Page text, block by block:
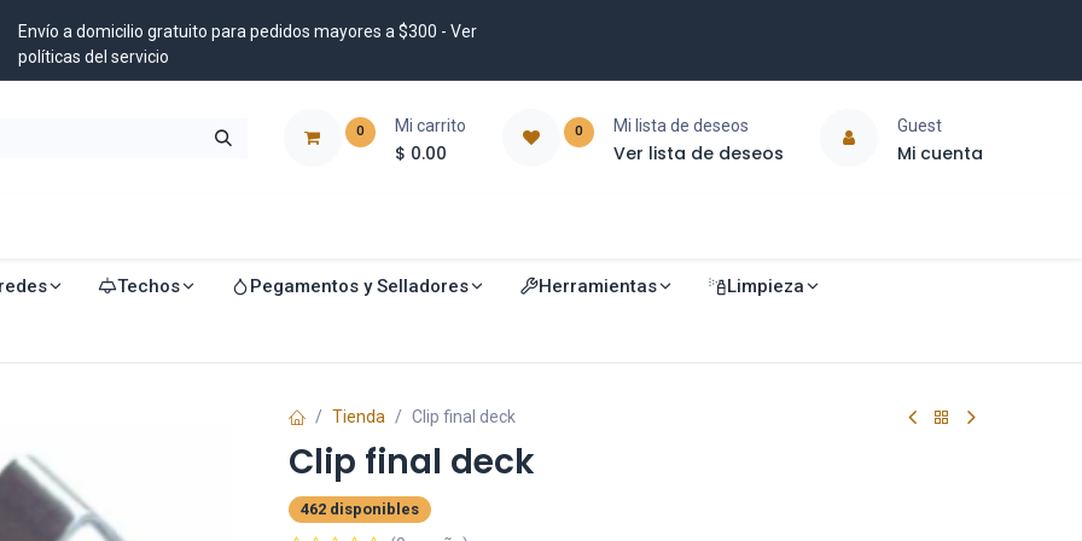
Envío a domicilio gratuito para pedidos mayores a $300 - Ver
políticas del servicio
0 Mi carrito
$ 0.00
0 Mi lista de deseos
Ver lista de deseos
Guest
Mi cuenta
Techos Pegamentos y Selladores Herramientas Limpieza
Tienda Clip final deck
Clip final deck
462 disponibles